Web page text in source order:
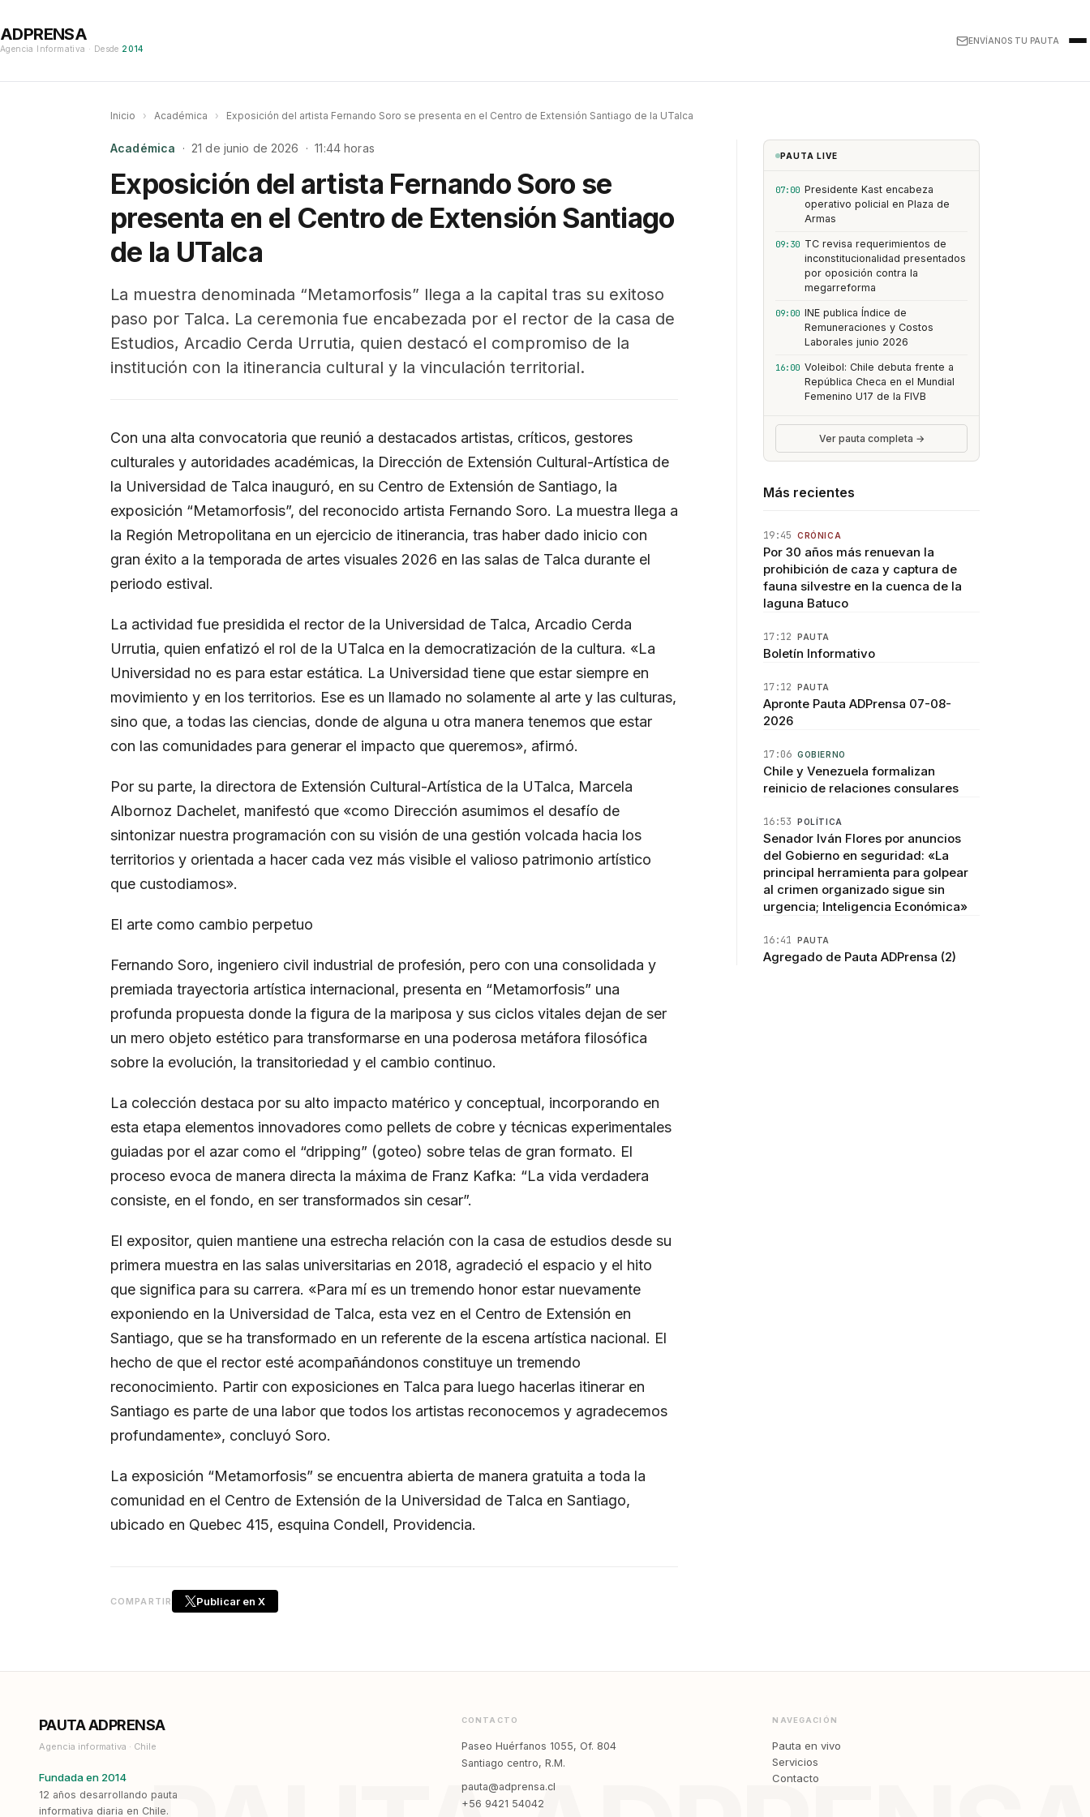
ADPRENSA
Agencia Informativa · Desde 2014
ENVÍANOS TU PAUTA
Inicio › Académica › Exposición del artista Fernando Soro se presenta en el Centro de Extensión Santiago de la UTalca
Académica · 21 de junio de 2026 · 11:44 horas
Exposición del artista Fernando Soro se
presenta en el Centro de Extensión Santiago
de la UTalca
La muestra denominada “Metamorfosis” llega a la capital tras su exitoso
paso por Talca. La ceremonia fue encabezada por el rector de la casa de
Estudios, Arcadio Cerda Urrutia, quien destacó el compromiso de la
institución con la itinerancia cultural y la vinculación territorial.
Con una alta convocatoria que reunió a destacados artistas, críticos, gestores
culturales y autoridades académicas, la Dirección de Extensión Cultural-Artística de
la Universidad de Talca inauguró, en su Centro de Extensión de Santiago, la
exposición “Metamorfosis”, del reconocido artista Fernando Soro. La muestra llega a
la Región Metropolitana en un ejercicio de itinerancia, tras haber dado inicio con
gran éxito a la temporada de artes visuales 2026 en las salas de Talca durante el
periodo estival.
La actividad fue presidida el rector de la Universidad de Talca, Arcadio Cerda
Urrutia, quien enfatizó el rol de la UTalca en la democratización de la cultura. «La
Universidad no es para estar estática. La Universidad tiene que estar siempre en
movimiento y en los territorios. Ese es un llamado no solamente al arte y las culturas,
sino que, a todas las ciencias, donde de alguna u otra manera tenemos que estar
con las comunidades para generar el impacto que queremos», afirmó.
Por su parte, la directora de Extensión Cultural-Artística de la UTalca, Marcela
Albornoz Dachelet, manifestó que «como Dirección asumimos el desafío de
sintonizar nuestra programación con su visión de una gestión volcada hacia los
territorios y orientada a hacer cada vez más visible el valioso patrimonio artístico
que custodiamos».
El arte como cambio perpetuo
Fernando Soro, ingeniero civil industrial de profesión, pero con una consolidada y
premiada trayectoria artística internacional, presenta en “Metamorfosis” una
profunda propuesta donde la figura de la mariposa y sus ciclos vitales dejan de ser
un mero objeto estético para transformarse en una poderosa metáfora filosófica
sobre la evolución, la transitoriedad y el cambio continuo.
La colección destaca por su alto impacto matérico y conceptual, incorporando en
esta etapa elementos innovadores como pellets de cobre y técnicas experimentales
guiadas por el azar como el “dripping” (goteo) sobre telas de gran formato. El
proceso evoca de manera directa la máxima de Franz Kafka: “La vida verdadera
consiste, en el fondo, en ser transformados sin cesar”.
El expositor, quien mantiene una estrecha relación con la casa de estudios desde su
primera muestra en las salas universitarias en 2018, agradeció el espacio y el hito
que significa para su carrera. «Para mí es un tremendo honor estar nuevamente
exponiendo en la Universidad de Talca, esta vez en el Centro de Extensión en
Santiago, que se ha transformado en un referente de la escena artística nacional. El
hecho de que el rector esté acompañándonos constituye un tremendo
reconocimiento. Partir con exposiciones en Talca para luego hacerlas itinerar en
Santiago es parte de una labor que todos los artistas reconocemos y agradecemos
profundamente», concluyó Soro.
La exposición “Metamorfosis” se encuentra abierta de manera gratuita a toda la
comunidad en el Centro de Extensión de la Universidad de Talca en Santiago,
ubicado en Quebec 415, esquina Condell, Providencia.
COMPARTIR Publicar en X
PAUTA LIVE
07:00 Presidente Kast encabeza
operativo policial en Plaza de
Armas
09:30 TC revisa requerimientos de
inconstitucionalidad presentados
por oposición contra la
megarreforma
09:00 INE publica Índice de
Remuneraciones y Costos
Laborales junio 2026
16:00 Voleibol: Chile debuta frente a
República Checa en el Mundial
Femenino U17 de la FIVB
Ver pauta completa →
Más recientes
19:45 CRÓNICA
Por 30 años más renuevan la
prohibición de caza y captura de
fauna silvestre en la cuenca de la
laguna Batuco
17:12 PAUTA
Boletín Informativo
17:12 PAUTA
Apronte Pauta ADPrensa 07-08-
2026
17:06 GOBIERNO
Chile y Venezuela formalizan
reinicio de relaciones consulares
16:53 POLÍTICA
Senador Iván Flores por anuncios
del Gobierno en seguridad: «La
principal herramienta para golpear
al crimen organizado sigue sin
urgencia; Inteligencia Económica»
16:41 PAUTA
Agregado de Pauta ADPrensa (2)
PAUTA ADPRENSA
Agencia informativa · Chile
Fundada en 2014
12 años desarrollando pauta
informativa diaria en Chile.
CONTACTO
Paseo Huérfanos 1055, Of. 804
Santiago centro, R.M.
pauta@adprensa.cl
+56 9421 54042
NAVEGACIÓN
Pauta en vivo
Servicios
Contacto